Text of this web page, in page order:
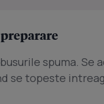
spuma. Se
se topeste